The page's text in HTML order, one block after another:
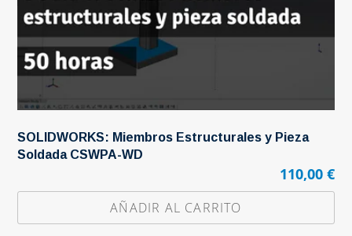
SOLIDWORKS: Miembros Estructurales y Pieza
Soldada CSWPA-WD
110,00 €
AÑADIR AL CARRITO